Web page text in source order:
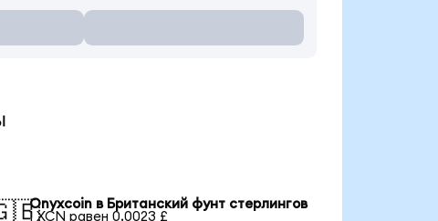
Onyxcoin в Британский фунт стерлингов
1 XCN равен 0,0023 £